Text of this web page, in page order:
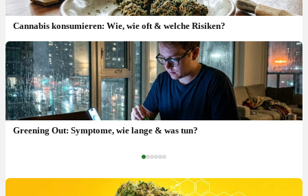
Cannabis konsumieren: Wie, wie oft & welche Risiken?
Greening Out: Symptome, wie lange & was tun?
Vape Passivrauchen: Wie gefährlich ist der Dampf wirklich?